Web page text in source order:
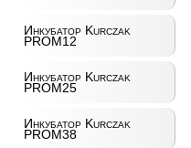
Инкубатор Kurczak
PROM12
Инкубатор Kurczak
PROM25
Инкубатор Kurczak
PROM38